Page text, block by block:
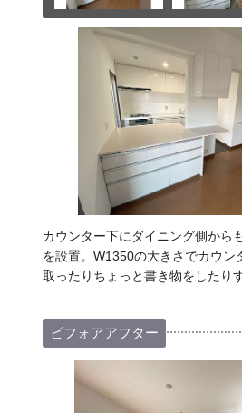
カウンター下にダイニング側から
を設置。W1350の大きさでカウン
取ったりちょっと書き物をしたり
ビフォアアフター